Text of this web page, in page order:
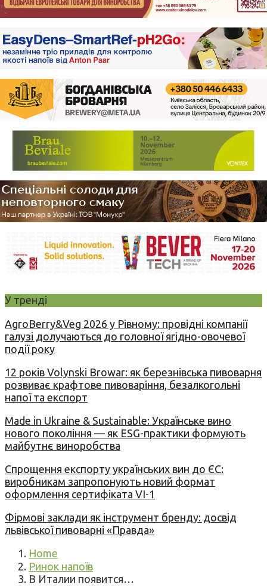
У тренді
AgroBerry&Veg 2026 у Рівному: провідні компанії
галузі долучаються до головної ягідно-овочевої
події року
12 років Volynski Browar: як березнівська пивоварня
розвиває крафтове пивоваріння, безалкогольні
напої та експорт
Made in Ukraine & Sustainable: Українське вино
нового покоління — як ESG-практики формують
майбутнє виноробства
Спрощення експорту українських вин до ЄС:
виробникам запропонують новий формат
оформлення сертифіката VI-1
Фірмові заклади як інструмент бренду: досвід
львівської пивоварні «Правда»
Home
Ринок напоїв
В Италии появится…